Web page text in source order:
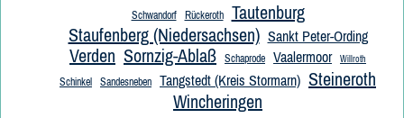
Schwandorf Rückeroth
Tautenburg
Staufenberg (Niedersachsen) Sankt Peter-Ording
Verden Sornzig-Ablaß Schaprode Vaalermoor Willroth
Schinkel Sandesneben Tangstedt (Kreis Stormarn) Steineroth
Wincheringen